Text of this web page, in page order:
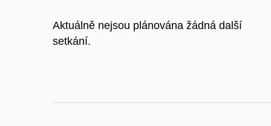
Aktuálně nejsou plánována žádná další
setkání.